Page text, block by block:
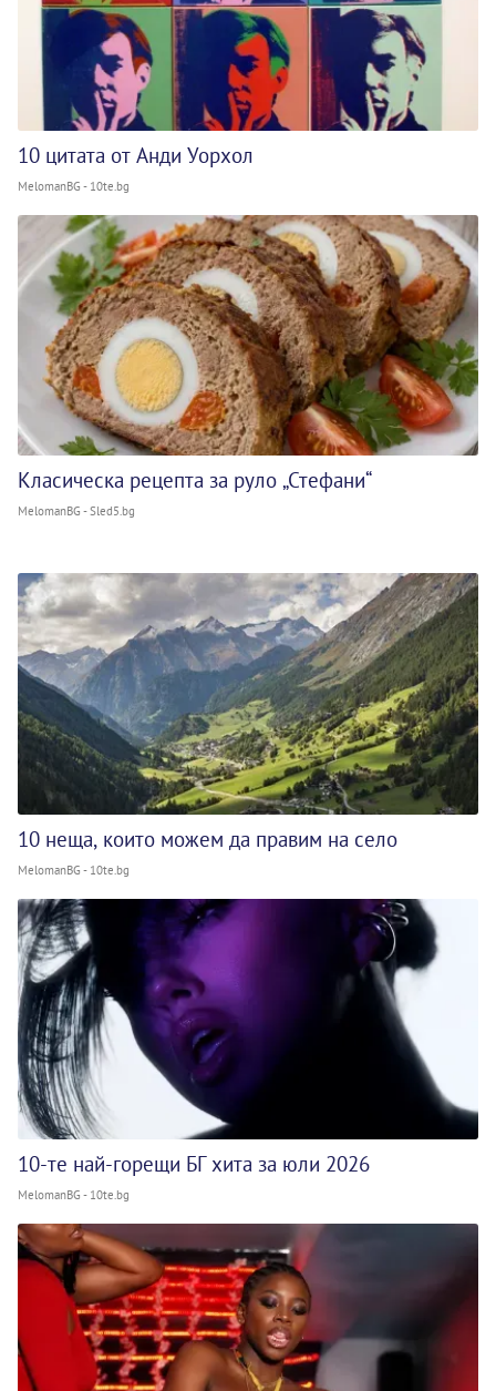
10 цитата от Анди Уорхол
MelomanBG - 10te.bg
Класическа рецепта за руло „Стефани“
MelomanBG - Sled5.bg
10 неща, които можем да правим на село
MelomanBG - 10te.bg
10-те най-горещи БГ хита за юли 2026
MelomanBG - 10te.bg